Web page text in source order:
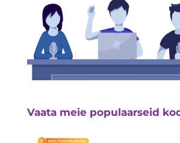
Vaata meie populaarseid